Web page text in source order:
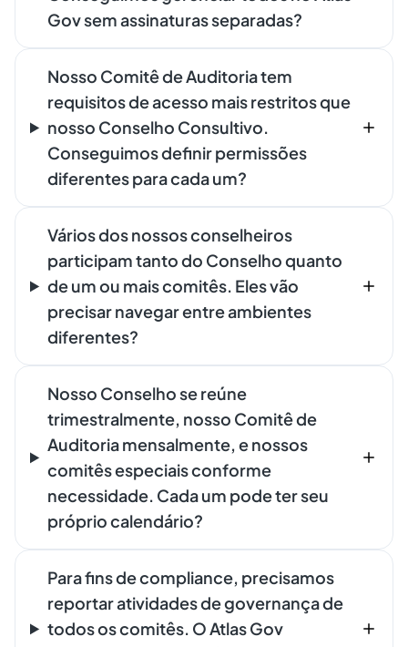
Gov sem assinaturas separadas?
Nosso Comitê de Auditoria tem
requisitos de acesso mais restritos que
nosso Conselho Consultivo.
Conseguimos definir permissões
diferentes para cada um?
Vários dos nossos conselheiros
participam tanto do Conselho quanto
de um ou mais comitês. Eles vão
precisar navegar entre ambientes
diferentes?
Nosso Conselho se reúne
trimestralmente, nosso Comitê de
Auditoria mensalmente, e nossos
comitês especiais conforme
necessidade. Cada um pode ter seu
próprio calendário?
Para fins de compliance, precisamos
reportar atividades de governança de
todos os comitês. O Atlas Gov